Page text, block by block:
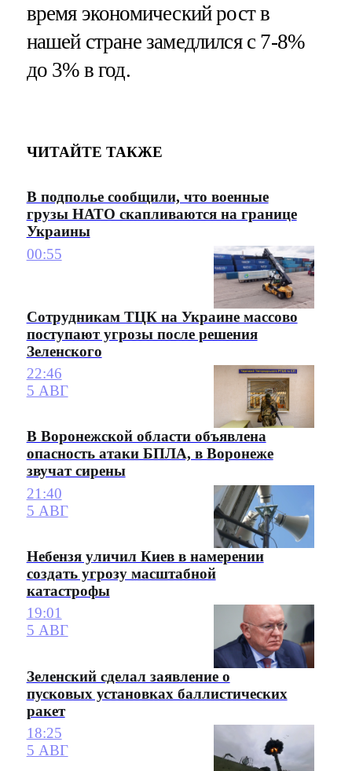
время экономический рост в
нашей стране замедлился с 7-8%
до 3% в год.
ЧИТАЙТЕ ТАКЖЕ
В подполье сообщили, что военные
грузы НАТО скапливаются на границе
Украины
00:55
Сотрудникам ТЦК на Украине массово
поступают угрозы после решения
Зеленского
22:46
5 АВГ
В Воронежской области объявлена
опасность атаки БПЛА, в Воронеже
звучат сирены
21:40
5 АВГ
Небензя уличил Киев в намерении
создать угрозу масштабной
катастрофы
19:01
5 АВГ
Зеленский сделал заявление о
пусковых установках баллистических
ракет
18:25
5 АВГ